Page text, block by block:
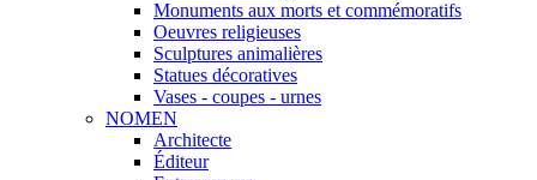
Monuments aux morts et commémoratifs
Oeuvres religieuses
Sculptures animalières
Statues décoratives
Vases - coupes - urnes
NOMEN
Architecte
Éditeur